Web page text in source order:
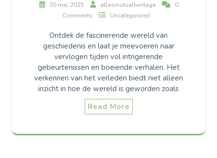
30 mei, 2025 atlasmutualheritage
0
Comments
Uncategorized
Ontdek de fascinerende wereld van
geschiedenis en laat je meevoeren naar
vervlogen tijden vol intrigerende
gebeurtenissen en boeiende verhalen. Het
verkennen van het verleden biedt niet alleen
inzicht in hoe de wereld is geworden zoals
Read More